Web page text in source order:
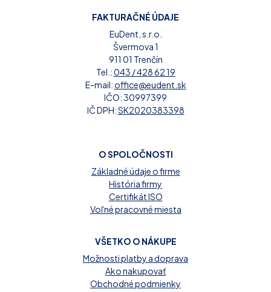
FAKTURAČNÉ ÚDAJE
EuDent, s.r.o.
Švermova 1
911 01 Trenčín
Tel.:043 / 428 62 19
E-mail:office@eudent.sk
IČO: 30997399
IČ DPH:SK2020383398
O SPOLOČNOSTI
Základné údaje o firme
História firmy
Certifikát ISO
Voľné pracovné miesta
VŠETKO O NÁKUPE
Možnosti platby a doprava
Ako nakupovať
Obchodné podmienky